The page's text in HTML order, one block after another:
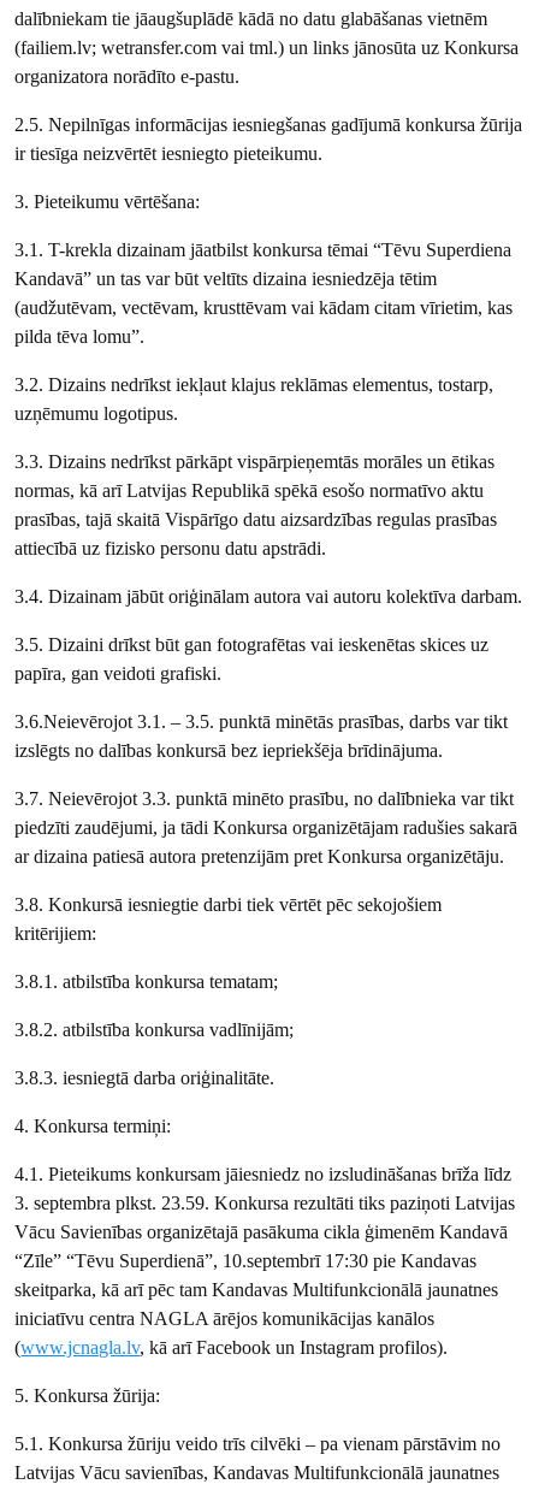
dalībniekam tie jāaugšuplādē kādā no datu glabāšanas vietnēm
(failiem.lv; wetransfer.com vai tml.) un links jānosūta uz Konkursa
organizatora norādīto e-pastu.
2.5. Nepilnīgas informācijas iesniegšanas gadījumā konkursa žūrija
ir tiesīga neizvērtēt iesniegto pieteikumu.
3. Pieteikumu vērtēšana:
3.1. T-krekla dizainam jāatbilst konkursa tēmai “Tēvu Superdiena
Kandavā” un tas var būt veltīts dizaina iesniedzēja tētim
(audžutēvam, vectēvam, krusttēvam vai kādam citam vīrietim, kas
pilda tēva lomu”.
3.2. Dizains nedrīkst iekļaut klajus reklāmas elementus, tostarp,
uzņēmumu logotipus.
3.3. Dizains nedrīkst pārkāpt vispārpieņemtās morāles un ētikas
normas, kā arī Latvijas Republikā spēkā esošo normatīvo aktu
prasības, tajā skaitā Vispārīgo datu aizsardzības regulas prasības
attiecībā uz fizisko personu datu apstrādi.
3.4. Dizainam jābūt oriģinālam autora vai autoru kolektīva darbam.
3.5. Dizaini drīkst būt gan fotografētas vai ieskenētas skices uz
papīra, gan veidoti grafiski.
3.6.Neievērojot 3.1. – 3.5. punktā minētās prasības, darbs var tikt
izslēgts no dalības konkursā bez iepriekšēja brīdinājuma.
3.7. Neievērojot 3.3. punktā minēto prasību, no dalībnieka var tikt
piedzīti zaudējumi, ja tādi Konkursa organizētājam radušies sakarā
ar dizaina patiesā autora pretenzijām pret Konkursa organizētāju.
3.8. Konkursā iesniegtie darbi tiek vērtēt pēc sekojošiem
kritērijiem:
3.8.1. atbilstība konkursa tematam;
3.8.2. atbilstība konkursa vadlīnijām;
3.8.3. iesniegtā darba oriģinalitāte.
4. Konkursa termiņi:
4.1. Pieteikums konkursam jāiesniedz no izsludināšanas brīža līdz
3. septembra plkst. 23.59. Konkursa rezultāti tiks paziņoti Latvijas
Vācu Savienības organizētajā pasākuma cikla ģimenēm Kandavā
“Zīle” “Tēvu Superdienā”, 10.septembrī 17:30 pie Kandavas
skeitparka, kā arī pēc tam Kandavas Multifunkcionālā jaunatnes
iniciatīvu centra NAGLA ārējos komunikācijas kanālos
(www.jcnagla.lv, kā arī Facebook un Instagram profilos).
5. Konkursa žūrija:
5.1. Konkursa žūriju veido trīs cilvēki – pa vienam pārstāvim no
Latvijas Vācu savienības, Kandavas Multifunkcionālā jaunatnes